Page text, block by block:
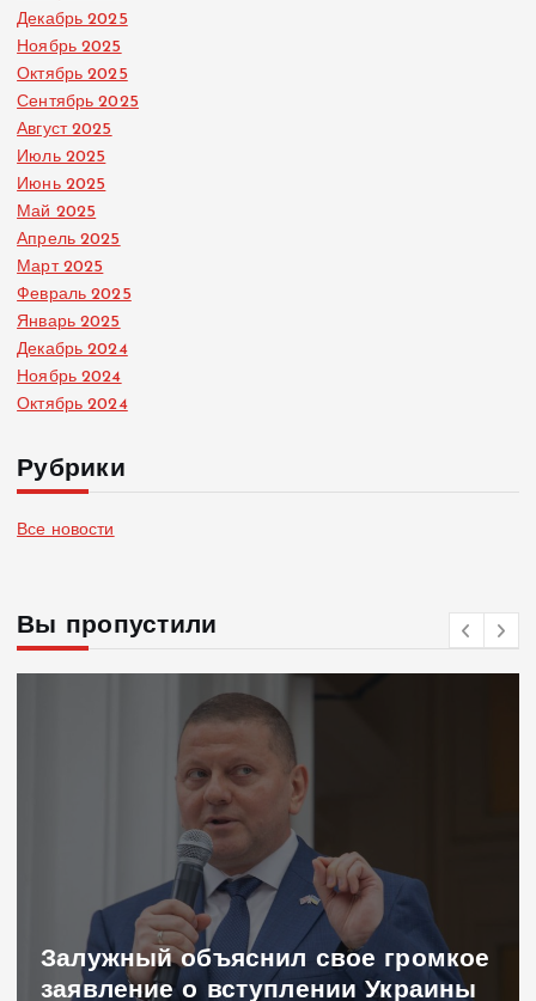
Декабрь 2025
Ноябрь 2025
Октябрь 2025
Сентябрь 2025
Август 2025
Июль 2025
Июнь 2025
Май 2025
Апрель 2025
Март 2025
Февраль 2025
Январь 2025
Декабрь 2024
Ноябрь 2024
Октябрь 2024
Рубрики
Все новости
Вы пропустили
Залужный объяснил свое громкое
заявление о вступлении Украины